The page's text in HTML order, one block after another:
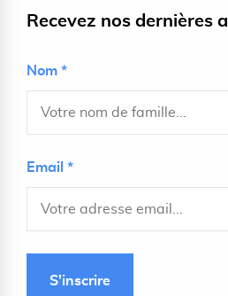
Recevez nos dernières
Nom *
Email *
S'inscrire